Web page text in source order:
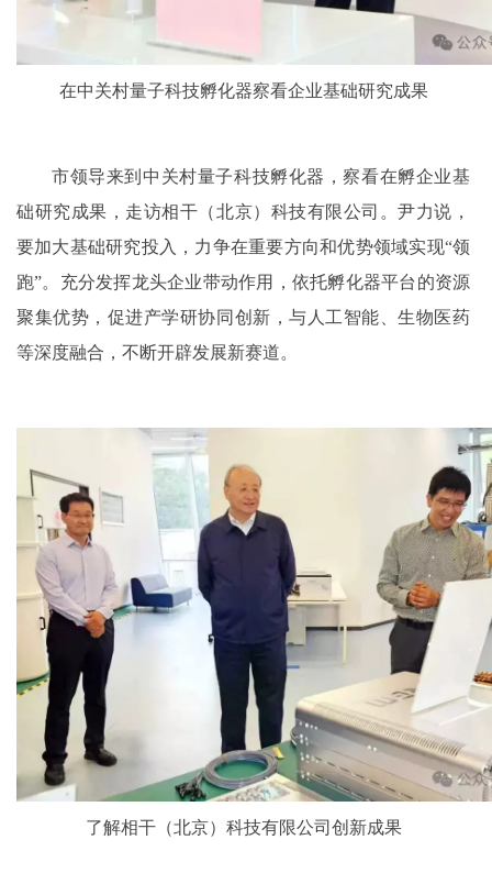
在中关村量子科技孵化器察看企业基础研究成果
市领导来到中关村量子科技孵化器，察看在孵企业基
础研究成果，走访相干（北京）科技有限公司。尹力说，
要加大基础研究投入，力争在重要方向和优势领域实现“领
跑”。充分发挥龙头企业带动作用，依托孵化器平台的资源
聚集优势，促进产学研协同创新，与人工智能、生物医药
等深度融合，不断开辟发展新赛道。
了解相干（北京）科技有限公司创新成果